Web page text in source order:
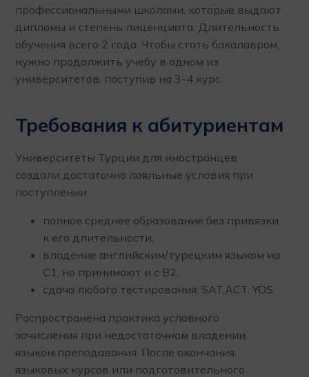
профессиональными школами, которые выдают
дипломы и степень лиценциата. Длительность
обучения всего 2 года. Чтобы стать бакалавром,
нужно продолжить учебу в одном из
университетов, поступив на 3-4 курс.
Требования к абитуриентам
Университеты Турции для иностранцев
создали достаточно лояльные условия при
поступлении:
полное среднее образование без привязки
к его длительности;
владение английским/турецким языком на
С1, но принимают и с В2;
сдача любого тестирования: SAT,ACT, YÖS.
Распространена практика условного
зачисления при недостаточном владении
языком преподавания. После окончания
языковых курсов или подготовительного